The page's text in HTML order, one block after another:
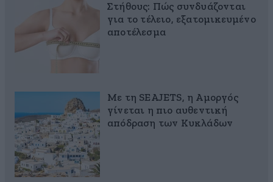
Στήθους: Πώς συνδυάζονται
για το τέλειο, εξατομικευμένο
αποτέλεσμα
Με τη SEAJETS, η Αμοργός
γίνεται η πιο αυθεντική
απόδραση των Κυκλάδων